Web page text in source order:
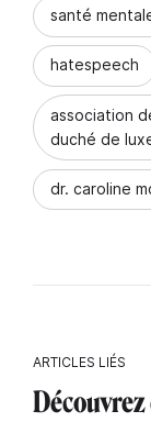
santé
hatespeech
association
duché de
dr. caroline
ARTICLES LIÉS